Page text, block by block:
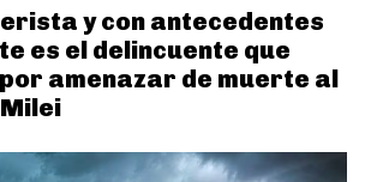
y con antecedentes
es el delincuente que
amenazar de muerte al